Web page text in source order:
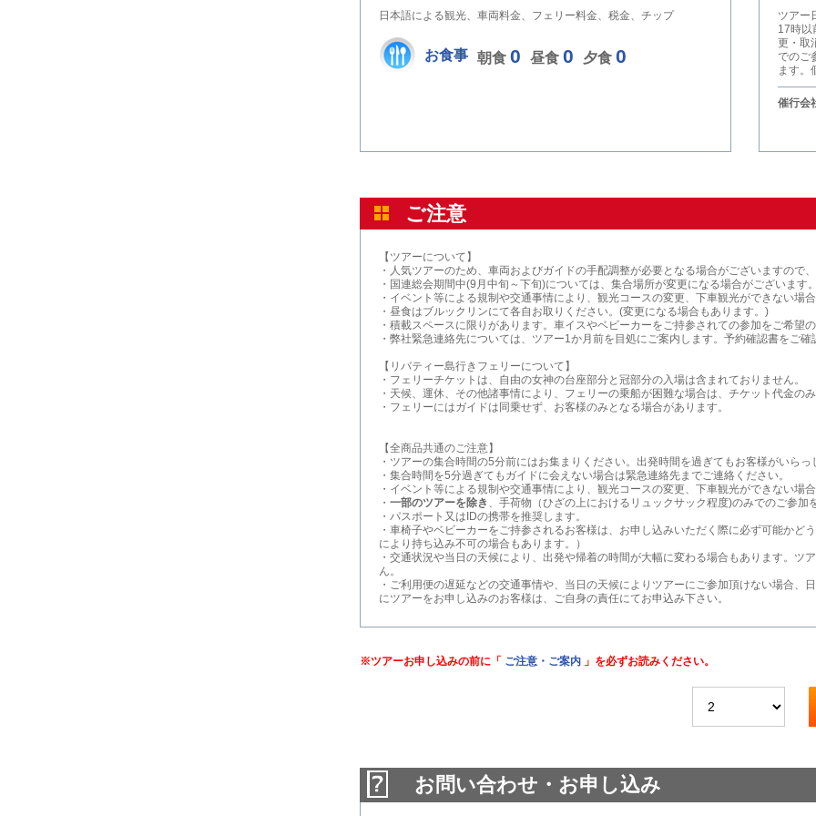
日本語による観光、車両料金、フェリー料金、税金、チップ
お食事 朝食 0 昼食 0 夕食 0
ツアー
17時以
更・取
でのご
ます。
催行会
ご注意
【ツアーについて】
・人気ツアーのため、車両およびガイドの手配調整が必要となる場合がございますので
・国連総会期間中(9月中旬～下旬)については、集合場所が変更になる場合がございます
・イベント等による規制や交通事情により、観光コースの変更、下車観光ができない場
・昼食はブルックリンにて各自お取りください。(変更になる場合もあります。)
・積載スペースに限りがあります。車イスやベビーカーをご持参されての参加をご希望
・弊社緊急連絡先については、ツアー1か月前を目処にご案内します。予約確認書をご確
【リバティー島行きフェリーについて】
・フェリーチケットは、自由の女神の台座部分と冠部分の入場は含まれておりません。
・天候、運休、その他諸事情により、フェリーの乗船が困難な場合は、チケット代金の
・フェリーにはガイドは同乗せず、お客様のみとなる場合があります。
【全商品共通のご注意】
・ツアーの集合時間の5分前にはお集まりください。出発時間を過ぎてもお客様がいら
・集合時間を5分過ぎてもガイドに会えない場合は緊急連絡先までご連絡ください。
・イベント等による規制や交通事情により、観光コースの変更、下車観光ができない場
・ 一部のツアーを除き 、手荷物（ひざの上におけるリュックサック程度)のみでのご参加
・パスポート又はIDの携帯を推奨します。
・車椅子やベビーカーをご持参されるお客様は、お申し込みいただく際に必ず可能かど
により持ち込み不可の場合もあります。）
・交通状況や当日の天候により、出発や帰着の時間が大幅に変わる場合もあります。ツ
ん。
・ご利用便の遅延などの交通事情や、当日の天候によりツアーにご参加頂けない場合、
にツアーをお申し込みのお客様は、ご自身の責任にてお申込み下さい。
※ツアーお申し込みの前に「 ご注意・ご案内」を必ずお読みください。
お問い合わせ・お申し込み